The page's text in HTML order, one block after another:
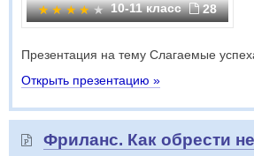
10-11 класс 28
Презентация на тему Слагаемые
Открыть презентацию »
Фриланс. Как обрести